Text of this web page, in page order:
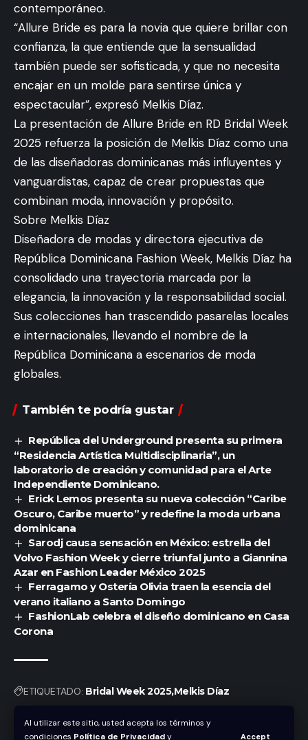
Al utilizar este sitio, usted acepta los términos y
condiciones Política de Privacidady
Accept
contemporáneo.
“Allure Bride es para la novia que quiere brillar con
confianza, la que entiende que la sensualidad
también puede ser sofisticada, y que no necesita
encajar en un molde para sentirse única y
espectacular”, expresó Melkis Díaz.
La presentación de Allure Bride en RD Bridal Week
2025 refuerza la posición de Melkis Díaz como una
de las diseñadoras dominicanas más influyentes y
vanguardistas, capaz de crear propuestas que
combinan moda, innovación y propósito.
Sobre Melkis Díaz
Diseñadora de modas y directora ejecutiva de
República Dominicana Fashion Week, Melkis Díaz ha
consolidado una trayectoria marcada por la
elegancia, la innovación y la responsabilidad social.
Sus colecciones han trascendido pasarelas locales
e internacionales, llevando el nombre de la
República Dominicana a escenarios de moda
globales.
También te podría gustar
República del Underground presenta su primera
“Residencia Artística Multidisciplinaria”, un
laboratorio de creación y comunidad para el Arte
Independiente Dominicano.
Erick Lemos presenta su nueva colección “Caribe
Oscuro, Caribe muerto” y redefine la moda urbana
dominicana
Sarodj causa sensación en México: estrella del
Volvo Fashion Week y cierre triunfal junto a Giannina
Azar en Fashion Leader México 2025
Ferragamo y Ostería Olivia traen la esencia del
verano italiano a Santo Domingo
FashionLab celebra el diseño dominicano en Casa
Corona
ETIQUETADO: Bridal Week 2025Melkis Díaz